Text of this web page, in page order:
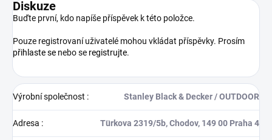
Diskuze
Buďte první, kdo napíše příspěvek k této položce.
Pouze registrovaní uživatelé mohou vkládat příspěvky. Prosím
přihlaste se nebo se registrujte.
Výrobní společnost : Stanley Black & Decker / OUTDOOR
Adresa : Türkova 2319/5b, Chodov, 149 00 Praha 4